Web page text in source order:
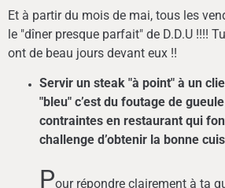
Et à partir du mois de mai, tous les
le "dîner presque parfait" de D.D.U !!!!
ont de beau jours devant eux !!
Servir un steak "à point" à un
"bleu" c’est du foutage de
contraintes en restaurant qui
challenge d’obtenir la bonne
Pour répondre clairement à ta